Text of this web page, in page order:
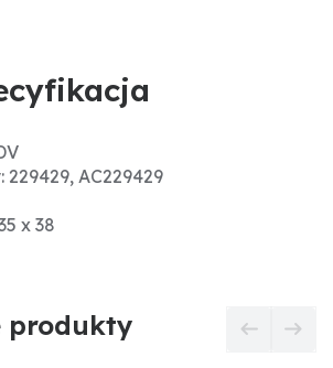
AC229429
x 38
produkty